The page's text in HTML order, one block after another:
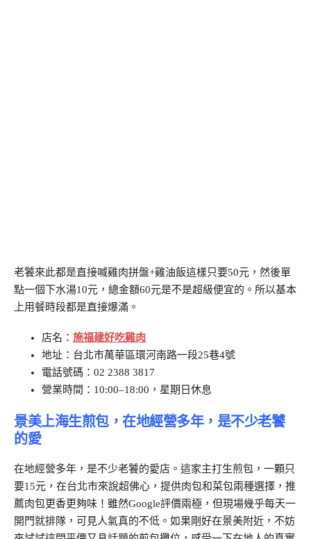
老饕來此都是直接喊雞肉拼盤+雞油飯這樣只要50元，然後單
點一個下水湯10元，總金額60元是不是超級便宜的。所以基本
上用餐時段都是直接爆滿。
店名： 施福建好吃雞肉
地址：台北市萬華區環河南路一段25巷4號
電話號碼：02 2388 3817
營業時間：10:00–18:00，星期日休息
景美上海生煎包，在地經營多年，是不少老饕
的愛
在地經營多年，是不少老饕的愛店。這家主打生煎包，一顆只
要15元，在台北市來說超佛心，提供肉包和菜包兩種選擇，推
薦肉包更香更夠味！雖然Google評價兩極，但現場幾乎每天一
開門就排隊，可見人氣真的不低。如果剛好在景美附近，不妨